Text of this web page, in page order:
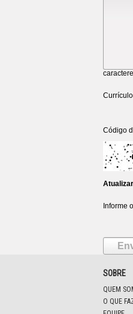
Código
Informe
SOBRE
QUEM
O QUE